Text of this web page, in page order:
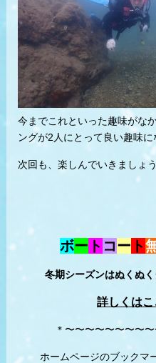
今までこれといった趣味がな
ングが2人にとって良い趣味
次回も、楽しんでいきましょ
ボー ト コー ト
冬期シーズンはぬくぬ
詳しくは
＊〜〜〜〜〜〜〜〜
ホームページのブックマ